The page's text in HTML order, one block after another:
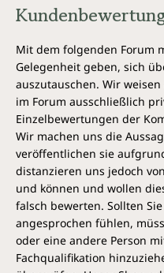
Mit dem folgenden Forum
Gelegenheit geben, sich
auszutauschen. Wir
im Forum ausschließlich
Einzelbewertungen der
Wir machen uns die
veröffentlichen sie
distanzieren uns jedoch
und können und wollen
falsch bewerten. Sollten
angesprochen fühlen,
oder eine andere Person
Fachqualifikation